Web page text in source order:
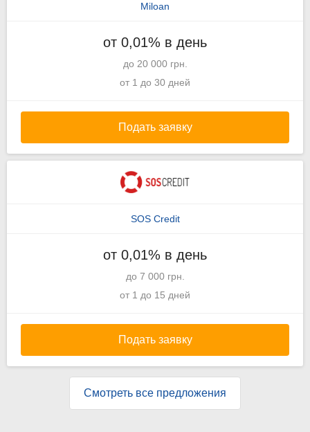
Miloan
от 0,01% в день
до 20 000 грн.
от 1 до 30 дней
Подать заявку
SOS Credit
от 0,01% в день
до 7 000 грн.
от 1 до 15 дней
Подать заявку
Смотреть все предложения